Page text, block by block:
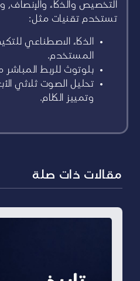
التخصيص والذكاء
تستخدم تقنيات مثل:
الذكاء الاصطناعي
المستخدم.
بلوتوث للربط المباشر
تحليل الصوت ثلاثي
وتمييز الكلام.
مقالات ذات صلة